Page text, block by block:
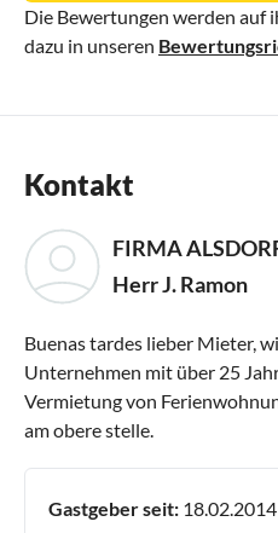
Die Bewertungen werden
dazu in unseren
Kontakt
FIRMA
Herr J. Ramon
Buenas tardes lieber Mieter,
Unternehmen mit über 25
Vermietung von
am obere stelle.
Gastgeber seit: 18.02.2014